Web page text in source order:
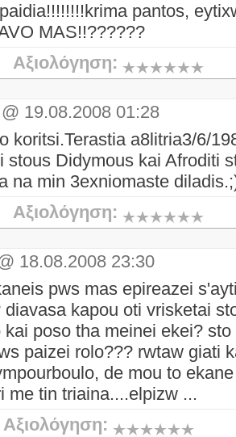
pantos,
MAS!!??????
@ 19.08.2008 01:28
koritsi.Terastia a8litria3/6/
stous Didymous kai Afroditi
na min 3exniomaste
18.08.2008 23:30
pws mas epireazei
diavasa kapou oti vrisketai
poso tha meinei ekei?
paizei rolo??? rwtaw giati
de mou to
me tin triaina....elpizw ...